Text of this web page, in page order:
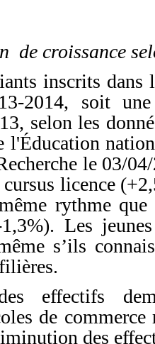
de croissance
inscrits dans
2014, soit
selon les
l'Éducation
le 03/
cursus licence
rythme que
Les
s’ils
effectifs
de commerce
des